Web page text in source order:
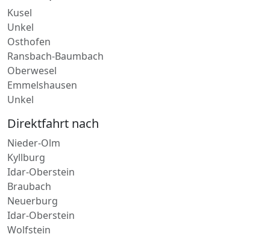
Eiltransport in
Kusel
Unkel
Osthofen
Ransbach-Baumbach
Oberwesel
Emmelshausen
Direktfahrt nach
Nieder-Olm
Kyllburg
Idar-Oberstein
Braubach
Neuerburg
Idar-Oberstein